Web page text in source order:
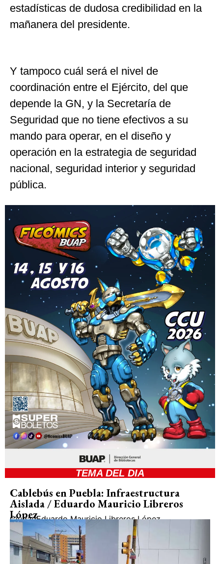
estadísticas de dudosa credibilidad en la
mañanera del presidente.
Y tampoco cuál será el nivel de
coordinación entre el Ejército, del que
depende la GN, y la Secretaría de
Seguridad que no tiene efectivos a su
mando para operar, en el diseño y
operación en la estrategia de seguridad
nacional, seguridad interior y seguridad
pública.
TEMA DEL DIA
Cablebús en Puebla: Infraestructura
Aislada / Eduardo Mauricio Libreros
López
CiudadEduardo Mauricio Libreros López